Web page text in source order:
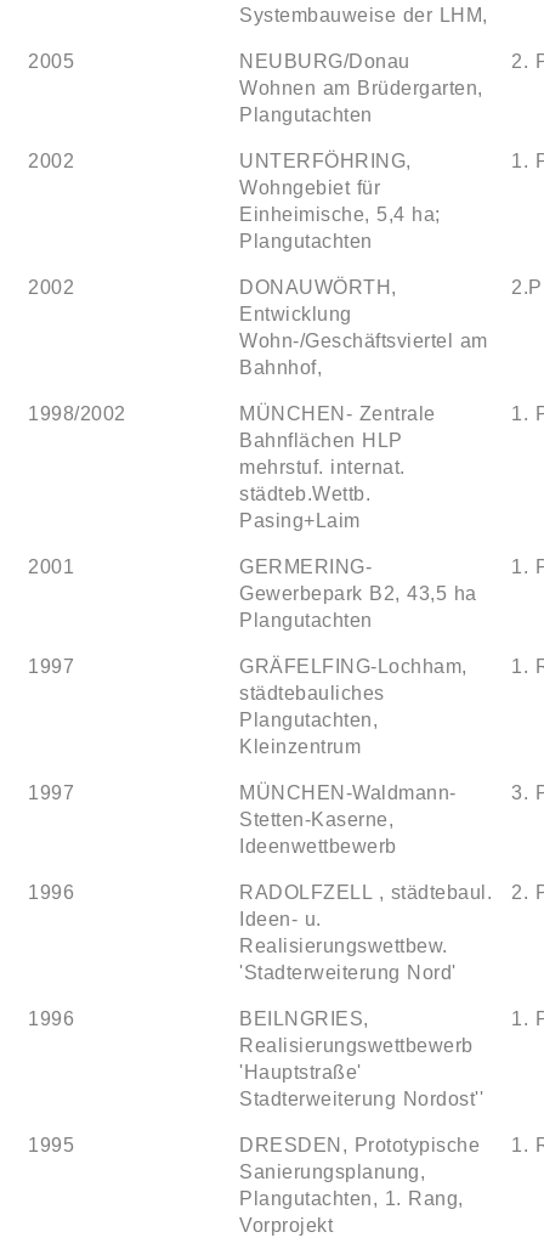
Systembauweise der LHM,
2005
NEUBURG/Donau
Wohnen am Brüdergarten,
Plangutachten
2.
2002
UNTERFÖHRING,
Wohngebiet für
Einheimische, 5,4 ha;
Plangutachten
1.
2002
DONAUWÖRTH,
Entwicklung
Wohn-/Geschäftsviertel am
Bahnhof,
1998/2002
MÜNCHEN- Zentrale
Bahnflächen HLP
mehrstuf. internat.
städteb.Wettb.
Pasing+Laim
1.
2001
GERMERING-
Gewerbepark B2, 43,5 ha
Plangutachten
1.
1997
GRÄFELFING-Lochham,
städtebauliches
Plangutachten,
Kleinzentrum
1.
1997
MÜNCHEN-Waldmann-
Stetten-Kaserne,
Ideenwettbewerb
3.
1996
RADOLFZELL , städtebaul.
Ideen- u.
Realisierungswettbew.
'Stadterweiterung Nord'
2.
1996
BEILNGRIES,
Realisierungswettbewerb
'Hauptstraße'
Stadterweiterung Nordost''
1.
1995
DRESDEN, Prototypische
Sanierungsplanung,
Plangutachten, 1. Rang,
Vorprojekt
1.